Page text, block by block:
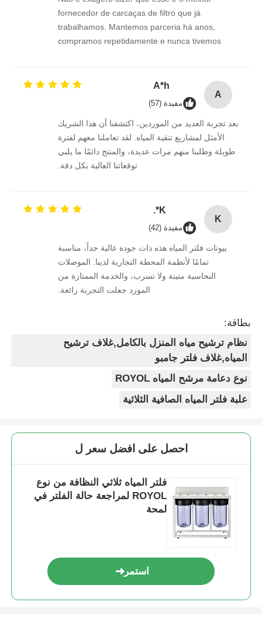
fornecedor de carcaças de filtro que já
trabalhamos. Mantemos parceria há anos,
compramos repetidamente e nunca tivemos
A
A*h
مفيدة (57)
بعد تجربة العديد من الموردين، اكتشفنا أن هذا الشريك
الأمثل لمشاريع تنقية المياه. لقد تعاملنا معهم لفترة
طويلة وطلبنا منهم مرات عديدة، والمنتج دائمًا ما يلبي
توقعاتنا العالية بكل دقة.
K
K*.
مفيدة (42)
بيوتات فلتر المياه هذه ذات جودة عالية جداً، مناسبة
تمامًا لأنظمة المحطة التجارية لدينا. الموصلات
النحاسية متينة ولا تسرب، والخدمة الممتازة من
المورد جعلت التجربة رائعة.
بطاقة:
نظام ترشيح مياه المنزل بالكامل,غلاف ترشيح
المياه,غلاف فلتر جامبو
نوع دعامة مرشح المياه ROYOL
علبة فلتر المياه الصافية الثلاثية
احصل على افضل سعر ل
فلتر المياه ثلاثي النظافة من نوع
ROYOL لمراجعة حالة الفلتر في
لمحة
استمر